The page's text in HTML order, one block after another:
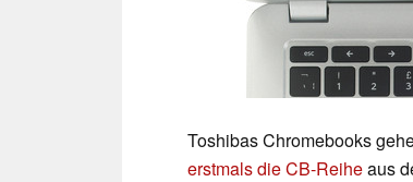
Toshibas Chromebooks
erstmals die CB-Reiheaus